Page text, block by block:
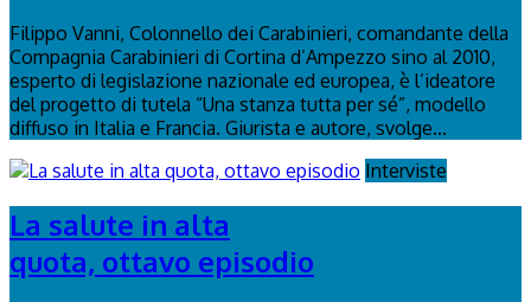
Filippo Vanni, Colonnello dei Carabinieri, comandante della
Compagnia Carabinieri di Cortina d’Ampezzo sino al 2010,
esperto di legislazione nazionale ed europea, è l’ideatore
del progetto di tutela “Una stanza tutta per sé”, modello
diffuso in Italia e Francia. Giurista e autore, svolge...
Interviste
La salute in alta
quota, ottavo episodio